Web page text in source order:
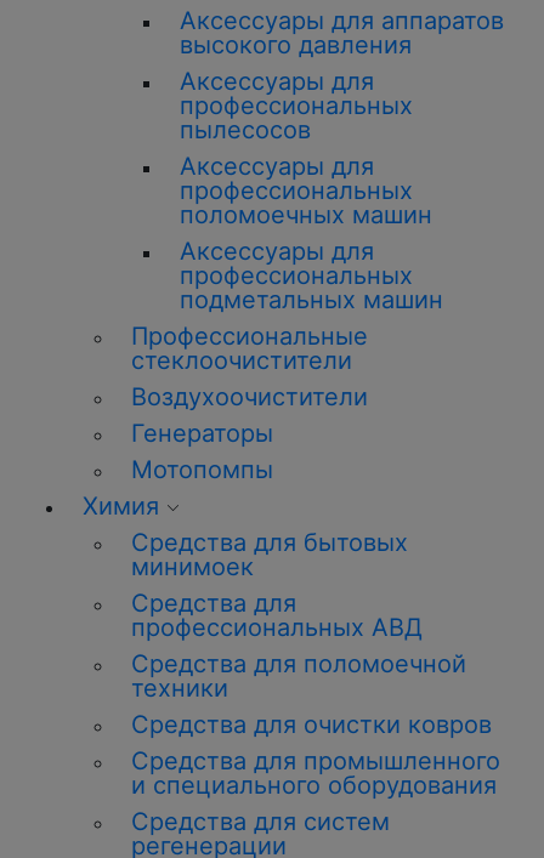
Аксессуары для аппаратов
высокого давления
Аксессуары для
профессиональных
пылесосов
Аксессуары для
профессиональных
поломоечных машин
Аксессуары для
профессиональных
подметальных машин
Профессиональные
стеклоочистители
Воздухоочистители
Генераторы
Мотопомпы
Химия
Средства для бытовых
минимоек
Средства для
профессиональных АВД
Средства для поломоечной
техники
Средства для очистки ковров
Средства для промышленного
и специального оборудования
Средства для систем
регенерации